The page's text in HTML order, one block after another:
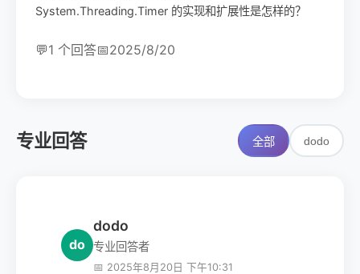
System.Threading.Timer 的实现和扩展性是怎样的？
💬1 个回答📅2025/8/20
专业回答 全部 dodo
do
dodo
专业回答者
📅 2025年8月20日 下午10:31